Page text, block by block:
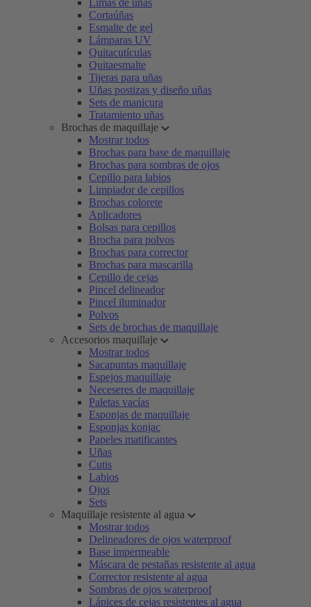
Limas de uñas
Cortaúñas
Esmalte de gel
Lámparas UV
Quitacutículas
Quitaesmalte
Tijeras para uñas
Uñas postizas y diseño uñas
Sets de manicura
Tratamiento uñas
Brochas de maquillaje
Mostrar todos
Brochas para base de maquillaje
Brochas para sombras de ojos
Cepillo para labios
Limpiador de cepillos
Brochas colorete
Aplicadores
Bolsas para cepillos
Brocha para polvos
Brochas para corrector
Brochas para mascarilla
Cepillo de cejas
Pincel delineador
Pincel iluminador
Polvos
Sets de brochas de maquillaje
Accesorios maquillaje
Mostrar todos
Sacapuntas maquillaje
Espejos maquillaje
Neceseres de maquillaje
Paletas vacías
Esponjas de maquillaje
Esponjas konjac
Papeles matificantes
Uñas
Cutis
Labios
Ojos
Sets
Maquillaje resistente al agua
Mostrar todos
Delineadores de ojos waterproof
Base impermeable
Máscara de pestañas resistente al agua
Corrector resistente al agua
Sombras de ojos waterproof
Lápices de cejas resistentes al agua